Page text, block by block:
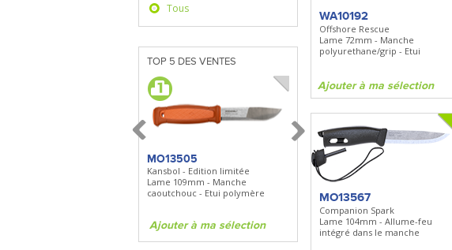
Tous
TOP 5 DES VENTES
MO13505
Kansbol - Edition limitée
Lame 109mm - Manche
caoutchouc - Etui polymère
Ajouter à ma sélection
SBP22
3en1 Pepper Spray + Clip
Clip - 23,7mL
Ajouter à ma sélection
WA10192
Offshore Rescue
Lame 72mm - Manche
polyurethane/grip - Etui
Ajouter à ma sélection
MO13567
Companion Spark
Lame 104mm - Allume-feu
intégré dans le manche